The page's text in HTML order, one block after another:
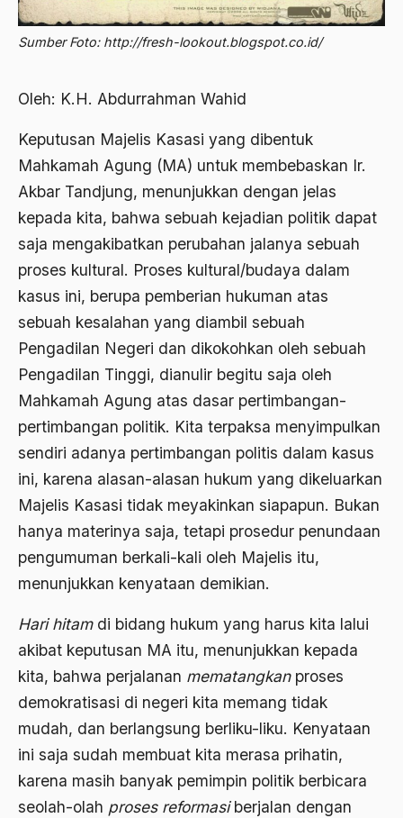
Sumber Foto: http://fresh-lookout.blogspot.co.id/
Oleh: K.H. Abdurrahman Wahid
Keputusan Majelis Kasasi yang dibentuk
Mahkamah Agung (MA) untuk membebaskan Ir.
Akbar Tandjung, menunjukkan dengan jelas
kepada kita, bahwa sebuah kejadian politik dapat
saja mengakibatkan perubahan jalanya sebuah
proses kultural. Proses kultural/budaya dalam
kasus ini, berupa pemberian hukuman atas
sebuah kesalahan yang diambil sebuah
Pengadilan Negeri dan dikokohkan oleh sebuah
Pengadilan Tinggi, dianulir begitu saja oleh
Mahkamah Agung atas dasar pertimbangan-
pertimbangan politik. Kita terpaksa menyimpulkan
sendiri adanya pertimbangan politis dalam kasus
ini, karena alasan-alasan hukum yang dikeluarkan
Majelis Kasasi tidak meyakinkan siapapun. Bukan
hanya materinya saja, tetapi prosedur penundaan
pengumuman berkali-kali oleh Majelis itu,
menunjukkan kenyataan demikian.
Hari hitam di bidang hukum yang harus kita lalui
akibat keputusan MA itu, menunjukkan kepada
kita, bahwa perjalanan mematangkanproses
demokratisasi di negeri kita memang tidak
mudah, dan berlangsung berliku-liku. Kenyataan
ini saja sudah membuat kita merasa prihatin,
karena masih banyak pemimpin politik berbicara
seolah-olah proses reformasiberjalan dengan
2009
2008
2007
2005
2004
2003
2002
2001
2000
1999
1998
1997
1995
1994
1993
1992
1990
1989
Abdi Masyarakat
abdul wahid hasyim
Abdullah Sungkar
Abdullah Syafi'i
Abdurrahman Addakhil
abdurrahman wahid
Abolisi
Aboulhasan Bani Sadr
abri
Abu AMrin Ibnu Alla'
Abu Bakar Ba’asyir
abu jihad
Abu Sangkan
Abu Zayd
Aceh
Ad-daulah
Adagium
Adaptif Islam
adat
Adat dan Syari'at
Adat Ngada